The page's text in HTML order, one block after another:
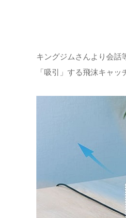
キングジムさんより会話
「吸引」する飛沫キャ